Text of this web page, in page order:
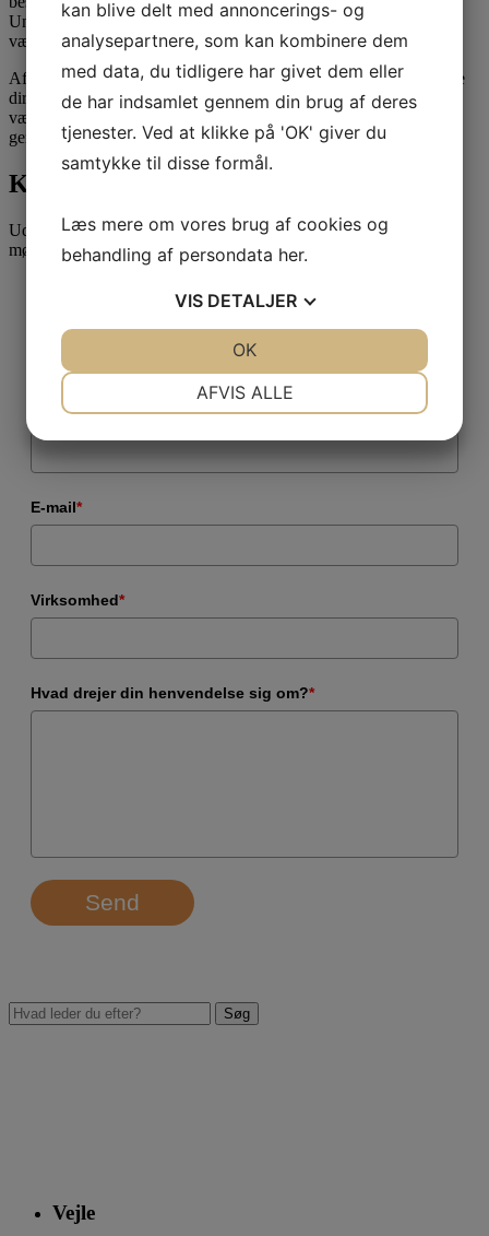
Under denne ordning vil der som supplement til fysisk fremmøde
være mulighed for at deltage digitalt.
Afholdelse af en delvist elektronisk generalforsamling kræver ikke
direkte hjemmel i vedtægterne, idet muligheden dog modsat kan
være udelukket af en vedtægtsbestemmelse om, at
generalforsamlingen alene kan afholdes fysisk.
Kontakt Attent
Udfyld formularen for at blive kontaktet vedr. et uforpligtende
møde.
Telefonnummer*
E-mail*
Virksomhed*
Hvad drejer din henvendelse sig om?*
Send
Vejle
kan blive delt med annoncerings- og
analysepartnere, som kan kombinere dem
med data, du tidligere har givet dem eller
de har indsamlet gennem din brug af deres
tjenester. Ved at klikke på 'OK' giver du
samtykke til disse formål.
Læs mere om vores brug af cookies og
behandling af persondata her.
VIS DETALJER
AFVIS ALLE
OK